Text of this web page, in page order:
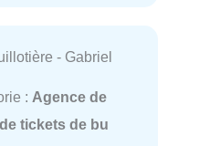
- Gabriel
: Agence de
tickets de bu